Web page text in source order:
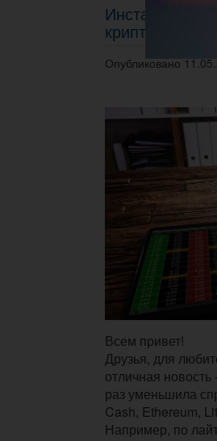
Инстафорекс
криптовалюты
Опубликовано
Всем привет!
Друзья, для
отличная
раз уменьшила
Cash, Ethereum,
Например, по